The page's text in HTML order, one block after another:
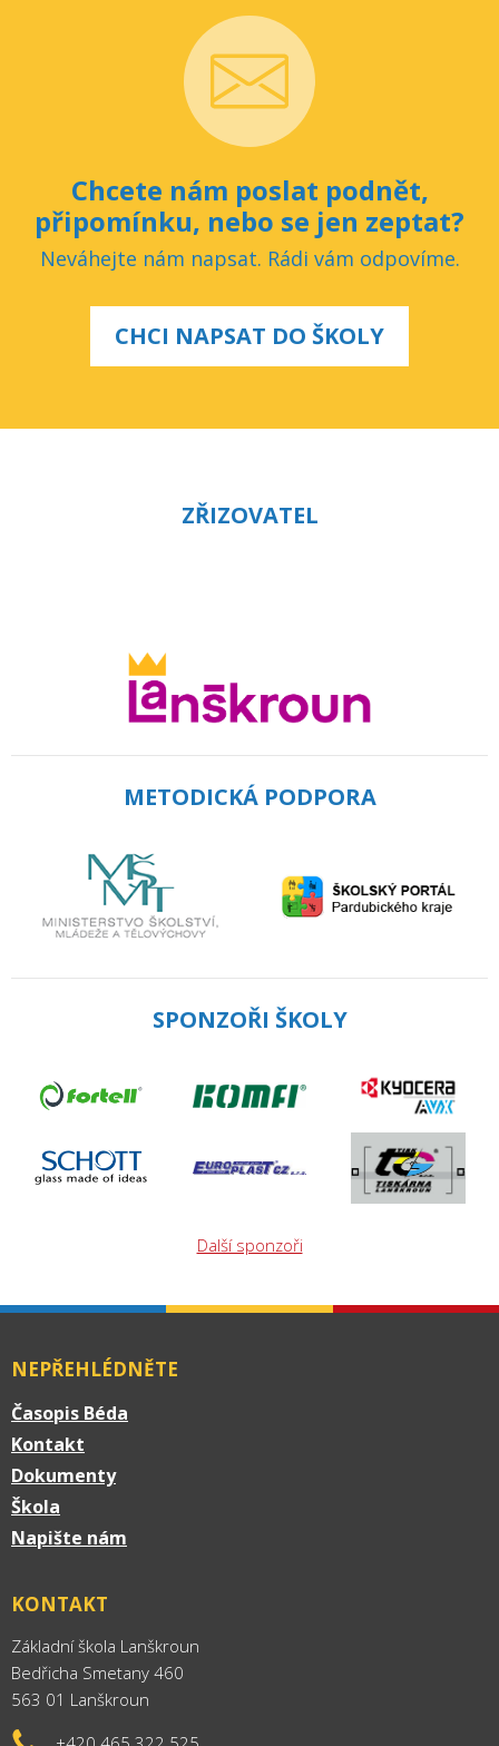
Chcete nám poslat podnět,
připomínku, nebo se jen zeptat?
Neváhejte nám napsat. Rádi vám odpovíme.
CHCI NAPSAT DO ŠKOLY
ZŘIZOVATEL
METODICKÁ PODPORA
SPONZOŘI ŠKOLY
Další sponzoři
NEPŘEHLÉDNĚTE
Časopis Béda
Kontakt
Dokumenty
Škola
Napište nám
KONTAKT
Základní škola Lanškroun
Bedřicha Smetany 460
563 01 Lanškroun